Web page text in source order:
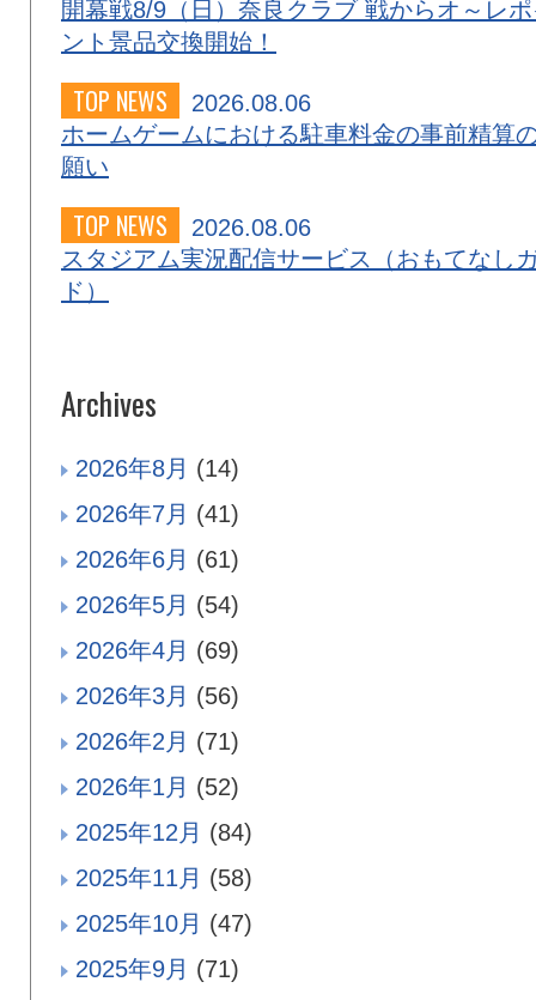
開幕戦8/9（日）奈良クラブ 戦からオ～レ
ント景品交換開始！
TOP NEWS
2026.08.06
ホームゲームにおける駐車料金の事前精算
願い
TOP NEWS
2026.08.06
スタジアム実況配信サービス（おもてなし
ド）
Archives
2026年8月 (14)
2026年7月 (41)
2026年6月 (61)
2026年5月 (54)
2026年4月 (69)
2026年3月 (56)
2026年2月 (71)
2026年1月 (52)
2025年12月 (84)
2025年11月 (58)
2025年10月 (47)
2025年9月 (71)